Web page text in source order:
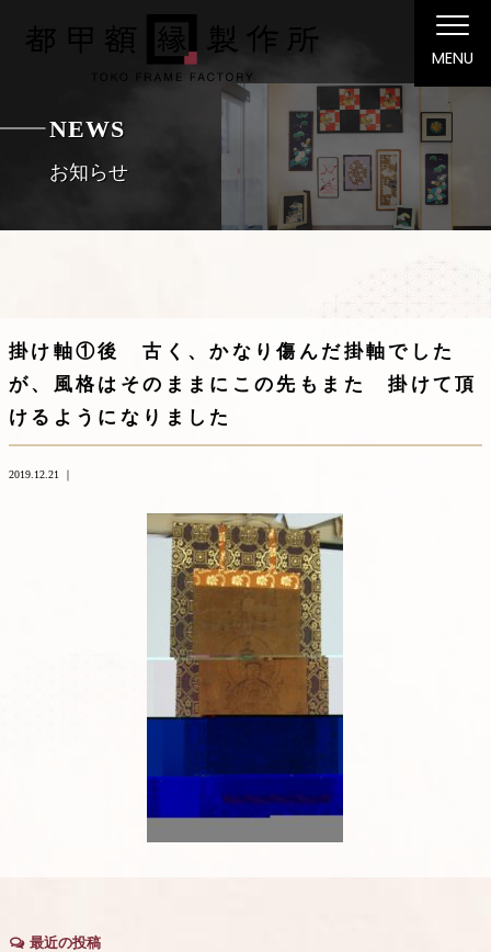
MENU
NEWS
お知らせ
掛け軸①後 古く、かなり傷んだ掛軸でした
が、風格はそのままにこの先もまた 掛けて頂
けるようになりました
2019.12.21 ｜
最近の投稿